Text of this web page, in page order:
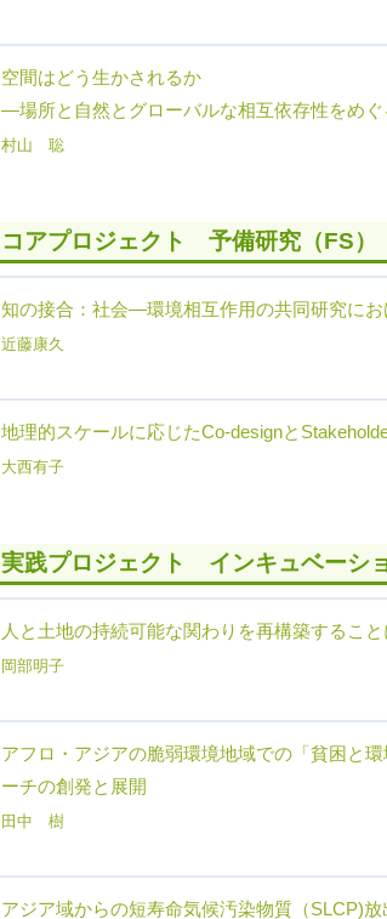
空間はどう生かされるか
―場所と自然とグローバルな相互依存性をめ
村山 聡
コアプロジェクト 予備研究（FS）
知の接合：社会―環境相互作用の共同研究に
近藤康久
地理的スケールに応じたCo-designと
大西有子
実践プロジェクト インキュベーシ
人と土地の持続可能な関わりを再構築するこ
岡部明子
アフロ・アジアの脆弱環境地域での「貧困と
ーチの創発と展開
田中 樹
アジア域からの短寿命気候汚染物質（SLCP)